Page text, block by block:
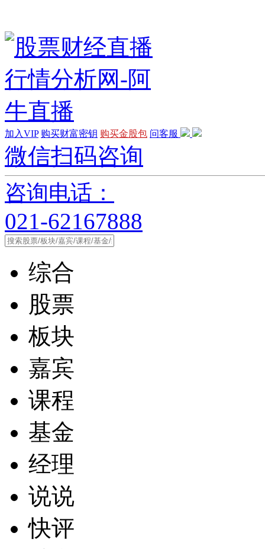
加入VIP 购买财富密钥 购买金股包 问客服
微信扫码咨询
咨询电话：
021-62167888
综合
股票
板块
嘉宾
课程
基金
经理
说说
快评